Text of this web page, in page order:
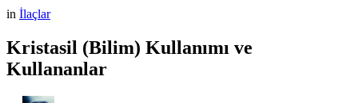
in İlaçlar
Kristasil (Bilim) Kullanımı ve
Kullananlar